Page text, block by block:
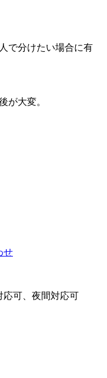
で分けたい場合に有
が大変。